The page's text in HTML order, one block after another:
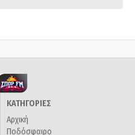
ΚΑΤΗΓΟΡΙΕΣ
Αρχική
Ποδόσφαιρο